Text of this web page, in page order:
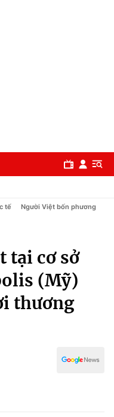
tế Người Việt bốn phương
tại cơ sở
(Mỹ)
thương